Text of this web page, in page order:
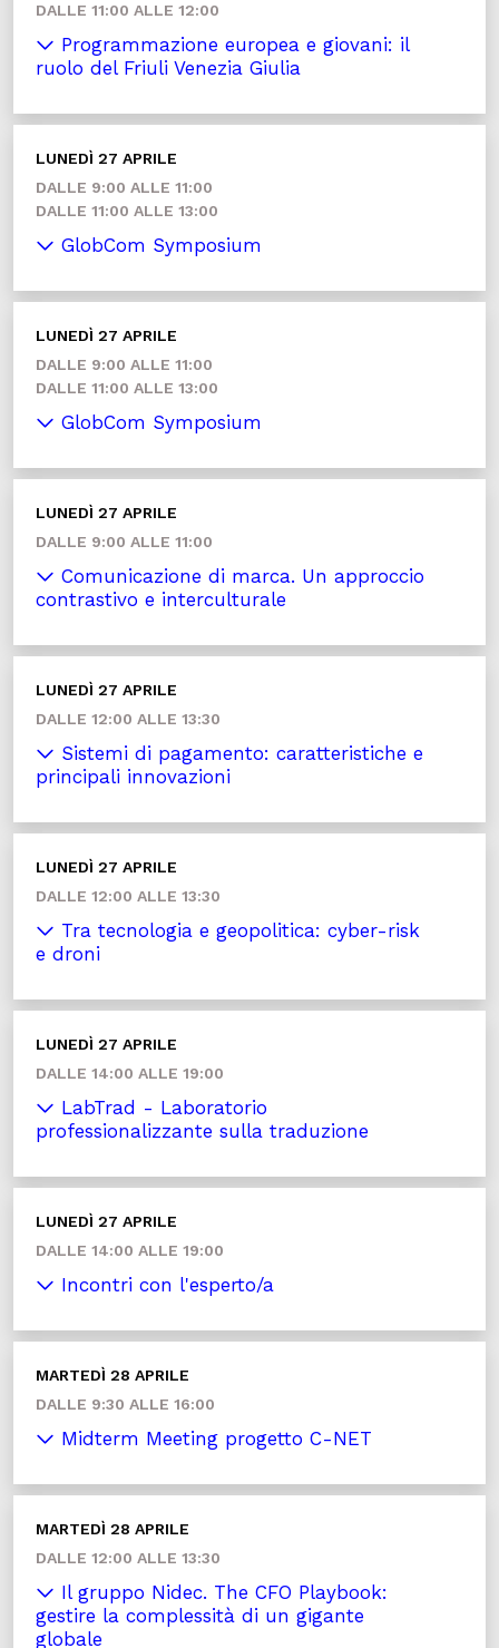
DALLE 11:00 ALLE 12:00
Programmazione europea e giovani: il
ruolo del Friuli Venezia Giulia
LUNEDÌ 27 APRILE
DALLE 9:00 ALLE 11:00
DALLE 11:00 ALLE 13:00
GlobCom Symposium
LUNEDÌ 27 APRILE
DALLE 9:00 ALLE 11:00
DALLE 11:00 ALLE 13:00
GlobCom Symposium
LUNEDÌ 27 APRILE
DALLE 9:00 ALLE 11:00
Comunicazione di marca. Un approccio
contrastivo e interculturale
LUNEDÌ 27 APRILE
DALLE 12:00 ALLE 13:30
Sistemi di pagamento: caratteristiche e
principali innovazioni
LUNEDÌ 27 APRILE
DALLE 12:00 ALLE 13:30
Tra tecnologia e geopolitica: cyber-risk
e droni
LUNEDÌ 27 APRILE
DALLE 14:00 ALLE 19:00
LabTrad - Laboratorio
professionalizzante sulla traduzione
LUNEDÌ 27 APRILE
DALLE 14:00 ALLE 19:00
Incontri con l'esperto/a
MARTEDÌ 28 APRILE
DALLE 9:30 ALLE 16:00
Midterm Meeting progetto C-NET
MARTEDÌ 28 APRILE
DALLE 12:00 ALLE 13:30
Il gruppo Nidec. The CFO Playbook:
gestire la complessità di un gigante
globale